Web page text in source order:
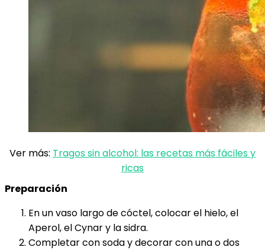
Ver más: Tragos sin alcohol: las recetas más fáciles y
ricas
Preparación
En un vaso largo de cóctel, colocar el hielo, el
Aperol, el Cynar y la sidra.
Completar con soda y decorar con una o dos